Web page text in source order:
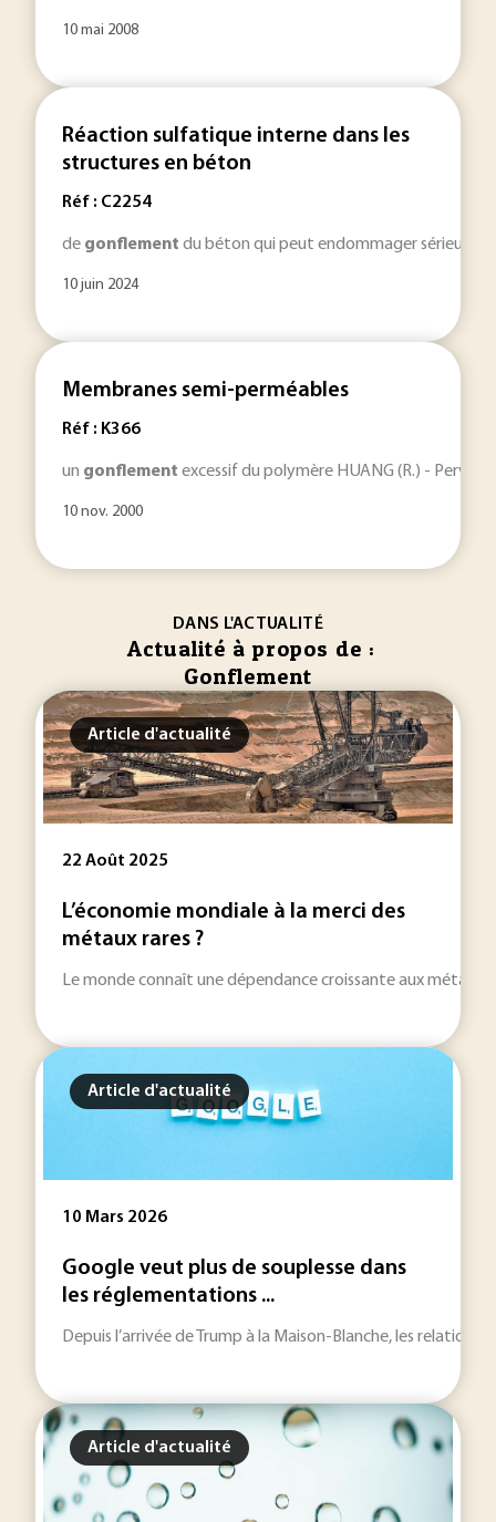
10 mai 2008
Réaction sulfatique interne dans les
structures en béton
Réf : C2254
de gonflement du béton qui peut endommager
10 juin 2024
Membranes semi-perméables
Réf : K366
un gonflement excessif du polymère HUANG (R.) -
10 nov. 2000
DANS L'ACTUALITÉ
Actualité à propos de :
Gonflement
Article d'actualité
22 Août 2025
L’économie mondiale à la merci des
métaux rares ?
Le monde connaît une dépendance croissante aux métaux
Article d'actualité
10 Mars 2026
Google veut plus de souplesse dans
les réglementations ...
Depuis l’arrivée de Trump à la Maison-Blanche, les
Article d'actualité